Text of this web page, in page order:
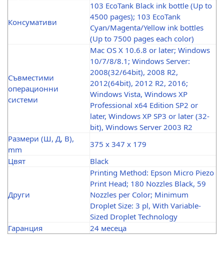
Консумативи
103 EcoTank Black ink bottle (Up to
4500 pages); 103 EcoTank
Cyan/Magenta/Yellow ink bottles
(Up to 7500 pages each color)
Съвместими
операционни
системи
Mac OS X 10.6.8 or later; Windows
10/7/8/8.1; Windows Server:
2008(32/64bit), 2008 R2,
2012(64bit), 2012 R2, 2016;
Windows Vista, Windows XP
Professional x64 Edition SP2 or
later, Windows XP SP3 or later (32-
bit), Windows Server 2003 R2
Размери (Ш, Д, В),
mm
375 x 347 x 179
Цвят
Black
Други
Printing Method: Epson Micro Piezo
Print Head; 180 Nozzles Black, 59
Nozzles per Color; Minimum
Droplet Size: 3 pl, With Variable-
Sized Droplet Technology
Гаранция
24 месеца